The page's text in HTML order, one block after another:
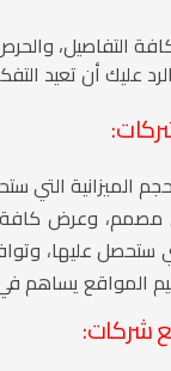
التفاصيل،
عليك أن تعيد
الميزانية
وعرض كافة
ستحصل عليها،
المواقع
شركات: